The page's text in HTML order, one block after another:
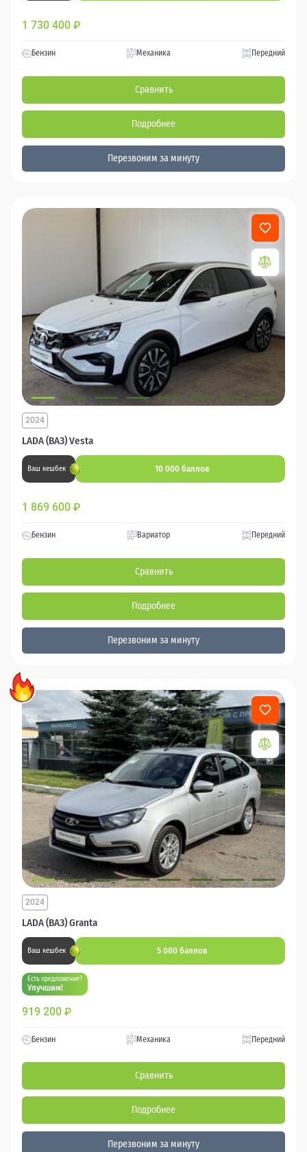
1 730 400 ₽
Бензин Механика Передний
Сравнить
Подробнее
Перезвоним за минуту
LADA (ВАЗ) Vesta
2024
Ваш кешбек 10 000 баллов
1 869 600 ₽
Бензин Вариатор Передний
Сравнить
Подробнее
Перезвоним за минуту
LADA (ВАЗ) Granta
2024
Ваш кешбек 5 000 баллов
Есть предложение?
Улучшим!
919 200 ₽
Бензин Механика Передний
Сравнить
Подробнее
Перезвоним за минуту